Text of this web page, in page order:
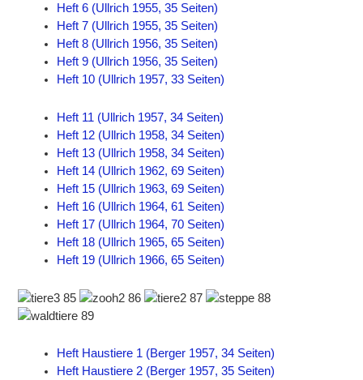
Heft 6 (Ullrich 1955, 35 Seiten)
Heft 7 (Ullrich 1955, 35 Seiten)
Heft 8 (Ullrich 1956, 35 Seiten)
Heft 9 (Ullrich 1956, 35 Seiten)
Heft 10 (Ullrich 1957, 33 Seiten)
Heft 11 (Ullrich 1957, 34 Seiten)
Heft 12 (Ullrich 1958, 34 Seiten)
Heft 13 (Ullrich 1958, 34 Seiten)
Heft 14 (Ullrich 1962, 69 Seiten)
Heft 15 (Ullrich 1963, 69 Seiten)
Heft 16 (Ullrich 1964, 61 Seiten)
Heft 17 (Ullrich 1964, 70 Seiten)
Heft 18 (Ullrich 1965, 65 Seiten)
Heft 19 (Ullrich 1966, 65 Seiten)
Heft Haustiere 1 (Berger 1957, 34 Seiten)
Heft Haustiere 2 (Berger 1957, 35 Seiten)